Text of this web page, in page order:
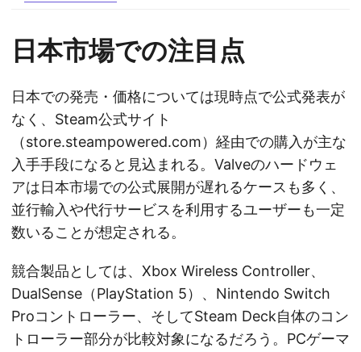
日本市場での注目点
日本での発売・価格については現時点で公式発表が
なく、Steam公式サイト
（store.steampowered.com）経由での購入が主な
入手手段になると見込まれる。Valveのハードウェ
アは日本市場での公式展開が遅れるケースも多く、
並行輸入や代行サービスを利用するユーザーも一定
数いることが想定される。
競合製品としては、Xbox Wireless Controller、
DualSense（PlayStation 5）、Nintendo Switch
Proコントローラー、そしてSteam Deck自体のコン
トローラー部分が比較対象になるだろう。PCゲーマ